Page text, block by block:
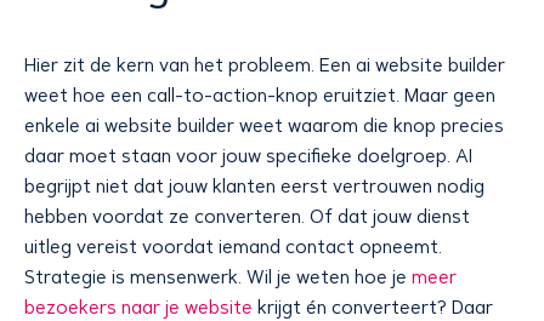
Hier zit de kern van het probleem. Een ai website builder
weet hoe een call-to-action-knop eruitziet. Maar geen
enkele ai website builder weet waarom die knop precies
daar moet staan voor jouw specifieke doelgroep. AI
begrijpt niet dat jouw klanten eerst vertrouwen nodig
hebben voordat ze converteren. Of dat jouw dienst
uitleg vereist voordat iemand contact opneemt.
Strategie is mensenwerk. Wil je weten hoe je meer
bezoekers naar je website krijgt én converteert? Daar